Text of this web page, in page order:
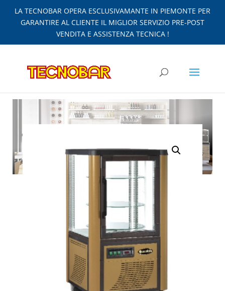
LA TECNOBAR OPERA ESCLUSIVAMANTE IN PIEMONTE PER
GARANTIRE AL CLIENTE IL MIGLIOR SERVIZIO PRE-POST
VENDITA E ASSISTENZA TECNICA !